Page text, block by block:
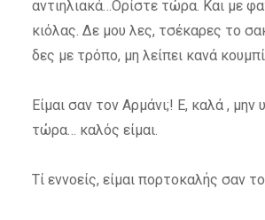
αντιηλιακά…Ορίστε τώρα. Και με
κιόλας. Δε μου λες, τσέκαρες το
δες με τρόπο, μη λείπει κανά
Είμαι σαν τον Αρμάνι;! Ε, καλά , μην
τώρα… καλός είμαι.
Τί εννοείς, είμαι πορτοκαλής σαν